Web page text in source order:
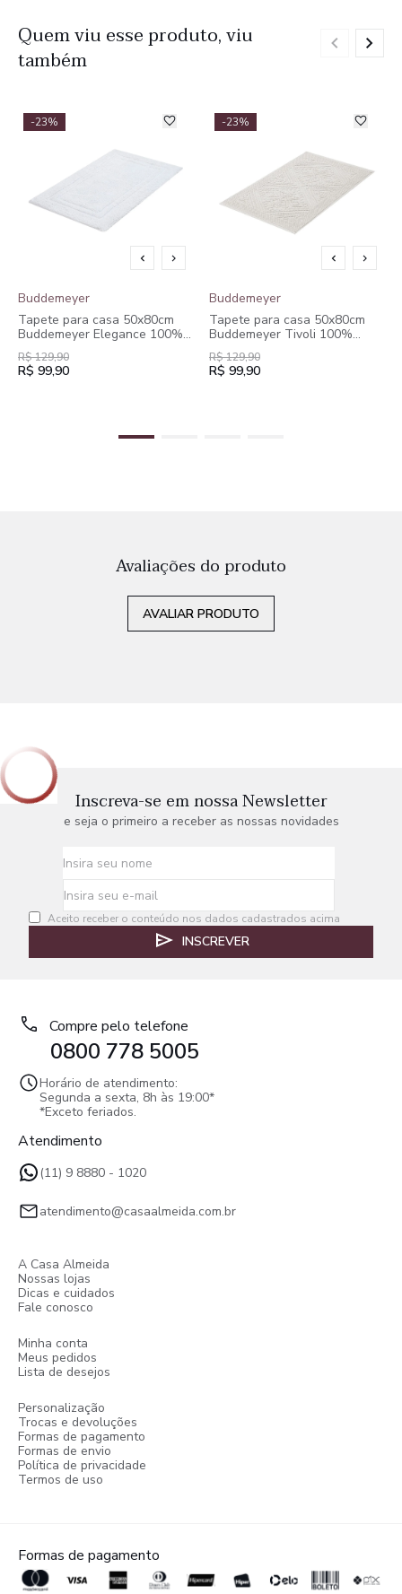
Quem viu esse produto, viu
também
-23%
Buddemeyer
Tapete para casa 50x80cm
Buddemeyer Elegance 100%
Algodão Branco
R$ 129,90
R$ 99,90
-23%
Buddemeyer
Tapete para casa 50x80cm
Buddemeyer Tivoli 100%
Algodão Branco
R$ 129,90
R$ 99,90
Avaliações do produto
AVALIAR PRODUTO
Inscreva-se em nossa Newsletter
e seja o primeiro a receber as nossas novidades
Aceito receber o conteúdo nos dados cadastrados acima
INSCREVER
Compre pelo telefone
0800 778 5005
Horário de atendimento:
Segunda a sexta, 8h às 19:00*
*Exceto feriados.
Atendimento
(11) 9 8880 - 1020
atendimento@casaalmeida.com.br
A Casa Almeida
Nossas lojas
Dicas e cuidados
Fale conosco
Minha conta
Meus pedidos
Lista de desejos
Personalização
Trocas e devoluções
Formas de pagamento
Formas de envio
Política de privacidade
Termos de uso
Formas de pagamento